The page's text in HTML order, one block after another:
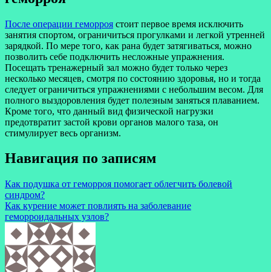
После операции геморроя стоит первое время исключить
занятия спортом, ограничиться прогулками и легкой утренней
зарядкой. По мере того, как рана будет затягиваться, можно
позволить себе подключить несложные упражнения.
Посещать тренажерный зал можно будет только через
несколько месяцев, смотря по состоянию здоровья, но и тогда
следует ограничиться упражнениями с небольшим весом. Для
полного выздоровления будет полезным заняться плаванием.
Кроме того, что данный вид физической нагрузки
предотвратит застой крови органов малого таза, он
стимулирует весь организм.
Навигация по записям
Как подушка от геморроя помогает облегчить болевой
синдром?
Как курение может повлиять на заболевание
геморроидальных узлов?